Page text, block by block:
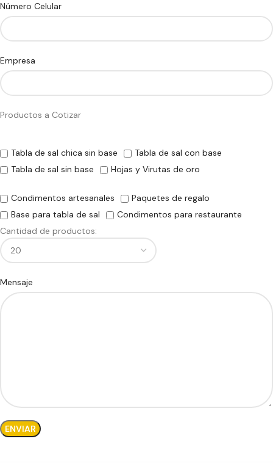
Número Celular
Empresa
Productos a Cotizar
Tabla de sal chica sin base
Tabla de sal con base
Tabla de sal sin base
Hojas y Virutas de oro
Condimentos artesanales
Paquetes de regalo
Base para tabla de sal
Condimentos para restaurante
Cantidad de productos:
Mensaje